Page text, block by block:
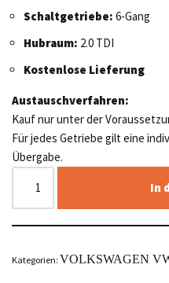
Schaltgetriebe: 6-Gang
Hubraum: 2.0 TDI
Kostenlose Lieferung
Austauschverfahren:
Kauf nur unter der
Für jedes Getriebe gilt eine
Übergabe.
In
Kategorien: VOLKSWAGEN